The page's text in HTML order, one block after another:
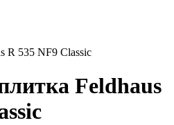
R 535 NF9 Classic
Feldhaus